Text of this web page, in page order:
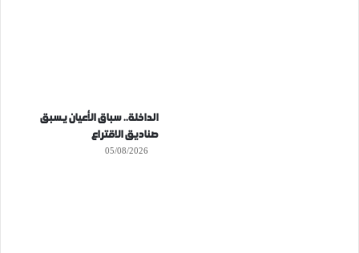
الداخلة.. سباق الأعيان يسبق
صناديق الاقتراع
05/08/2026